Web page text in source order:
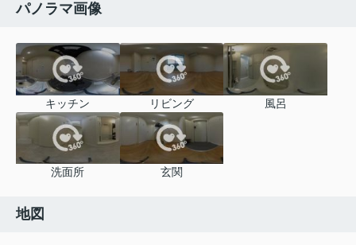
パノラマ画像
キッチン リビング 風呂
洗面所 玄関
地図